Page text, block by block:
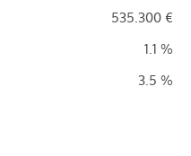
535.300 €
1.1 %
3.5 %